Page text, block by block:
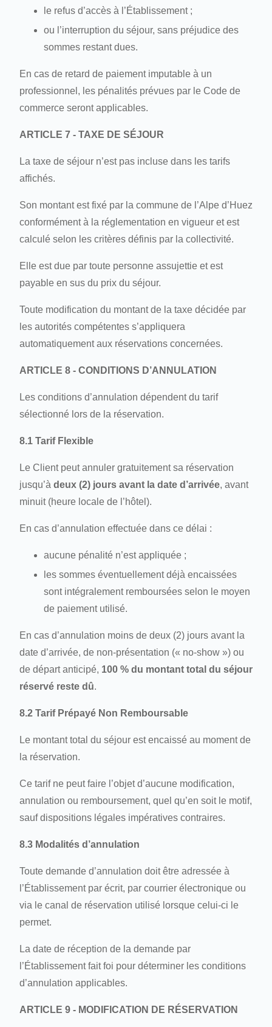
le refus d’accès à l’Établissement ;
ou l’interruption du séjour, sans préjudice des
sommes restant dues.
En cas de retard de paiement imputable à un
professionnel, les pénalités prévues par le Code de
commerce seront applicables.
ARTICLE 7 - TAXE DE SÉJOUR
La taxe de séjour n’est pas incluse dans les tarifs
affichés.
Son montant est fixé par la commune de l’Alpe d’Huez
conformément à la réglementation en vigueur et est
calculé selon les critères définis par la collectivité.
Elle est due par toute personne assujettie et est
payable en sus du prix du séjour.
Toute modification du montant de la taxe décidée par
les autorités compétentes s’appliquera
automatiquement aux réservations concernées.
ARTICLE 8 - CONDITIONS D’ANNULATION
Les conditions d’annulation dépendent du tarif
sélectionné lors de la réservation.
8.1 Tarif Flexible
Le Client peut annuler gratuitement sa réservation
jusqu’à deux (2) jours avant la date d’arrivée, avant
minuit (heure locale de l’hôtel).
En cas d’annulation effectuée dans ce délai :
aucune pénalité n’est appliquée ;
les sommes éventuellement déjà encaissées
sont intégralement remboursées selon le moyen
de paiement utilisé.
En cas d’annulation moins de deux (2) jours avant la
date d’arrivée, de non-présentation (« no-show ») ou
de départ anticipé, 100 % du montant total du séjour
réservé reste dû.
8.2 Tarif Prépayé Non Remboursable
Le montant total du séjour est encaissé au moment de
la réservation.
Ce tarif ne peut faire l’objet d’aucune modification,
annulation ou remboursement, quel qu’en soit le motif,
sauf dispositions légales impératives contraires.
8.3 Modalités d’annulation
Toute demande d’annulation doit être adressée à
l’Établissement par écrit, par courrier électronique ou
via le canal de réservation utilisé lorsque celui-ci le
permet.
La date de réception de la demande par
l’Établissement fait foi pour déterminer les conditions
d’annulation applicables.
ARTICLE 9 - MODIFICATION DE RÉSERVATION
Français